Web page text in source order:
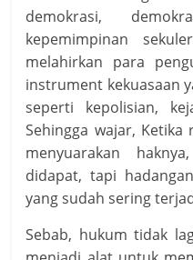
demokrasi,
kepemimpinan
melahirkan para
instrument kekuasaan
seperti kepolisian,
Sehingga wajar,
menyuarakan
didapat, tapi
yang sudah sering
Sebab, hukum tidak